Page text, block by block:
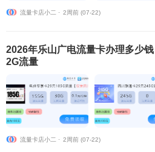
流量卡店小二 ⋅ 2周前 (07-22)
2026年乐山广电流量卡办理多少
2G流量
流量卡店小二 ⋅ 2周前 (07-22)